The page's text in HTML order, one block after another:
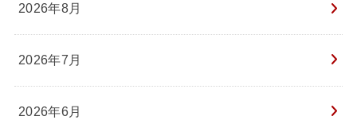
2026年8月
2026年7月
2026年6月